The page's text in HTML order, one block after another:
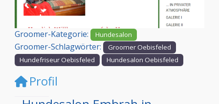
Groomer-Kategorie: Hundesalon
Groomer-Schlagwörter:
Groomer Oebisfeled
Hundefriseur Oebisfeled
Hundesalon Oebisfeled
Profil